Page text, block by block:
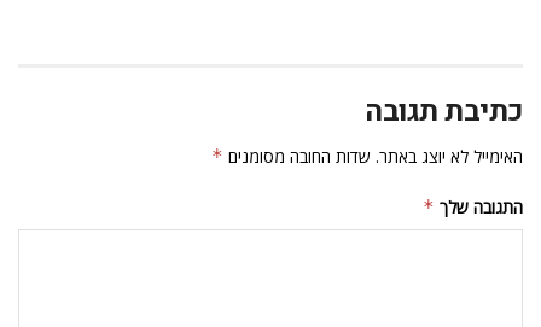
כתיבת תגובה
האימייל לא יוצג באתר. שדות החובה מסומנים *
התגובה שלך *